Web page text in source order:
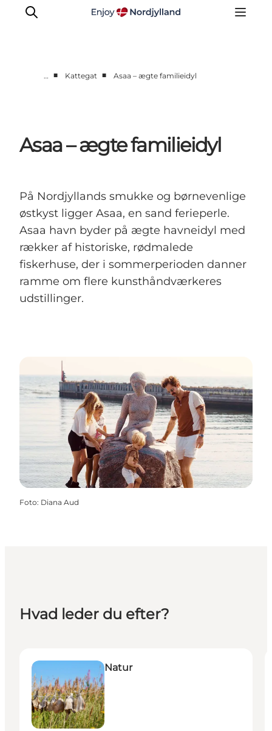
Kattegat
Aalborg
… ■ Kattegat ■ Asaa – ægte familieidyl
Asaa – ægte familieidyl
På Nordjyllands smukke og børnevenlige
østkyst ligger Asaa, en sand ferieperle.
Asaa havn byder på ægte havneidyl med
rækker af historiske, rødmalede
fiskerhuse, der i sommerperioden danner
ramme om flere kunsthåndværkeres
udstillinger.
Foto: Diana Aud
Hvad leder du efter?
Natur